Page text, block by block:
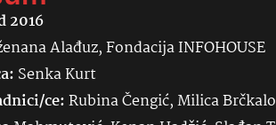
2016
Alađuz, Fondacija INFOHOUSE
SenkaKurt
ce:Rubina Čengić, Milica